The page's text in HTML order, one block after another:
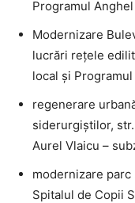
Programul
Modernizare
lucrări rețele
local și
regenerare
siderurgiștilor,
Aurel Vlaicu –
modernizare
Spitalul de Copii